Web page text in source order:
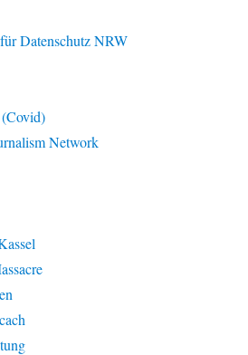
Datenschutz NRW
Network